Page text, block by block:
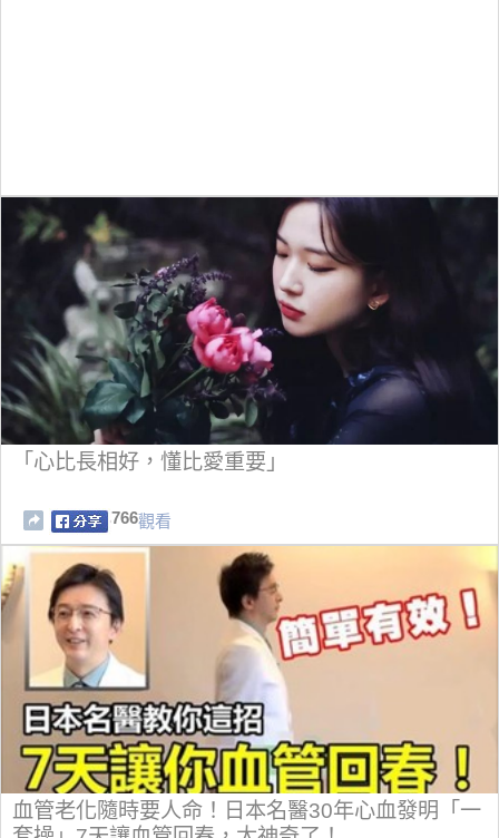
「心比長相好，懂比愛重要」
766觀看
血管老化隨時要人命！日本名醫30年心血發明「一